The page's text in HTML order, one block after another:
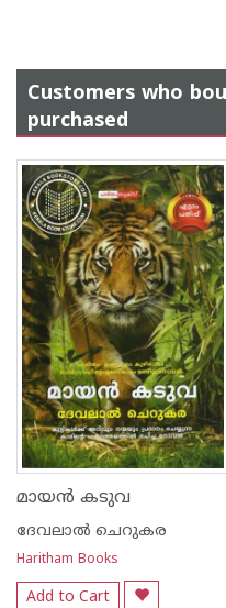
Customers who
purchased
മായൻ കടുവ
ദേവലാൽ ചെറുകര
Haritham Books
Add to Cart